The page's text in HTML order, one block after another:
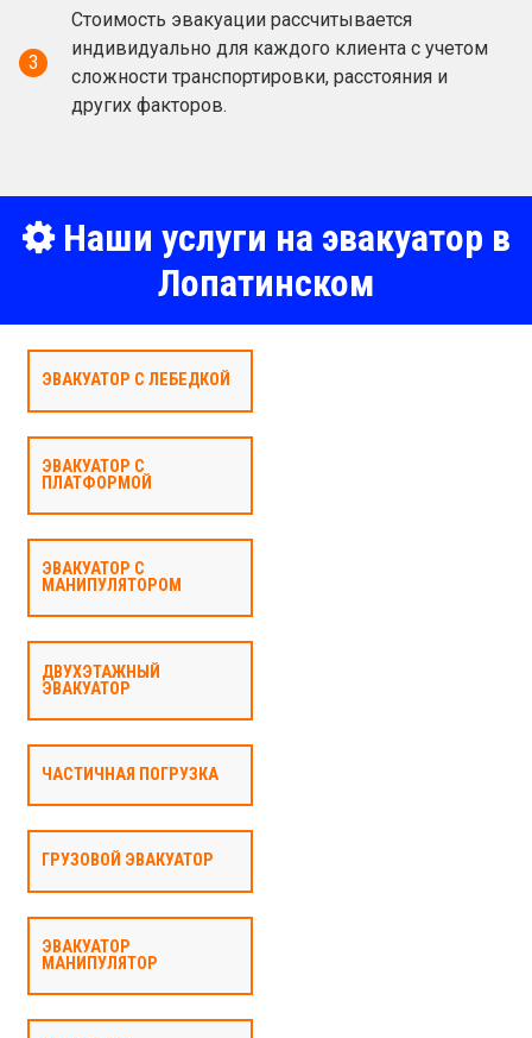
3
Стоимость эвакуации рассчитывается
индивидуально для каждого клиента с учетом
сложности транспортировки, расстояния и
других факторов.
Наши услуги на эвакуатор в
Лопатинском
ЭВАКУАТОР С ЛЕБЕДКОЙ
ЭВАКУАТОР С
ПЛАТФОРМОЙ
ЭВАКУАТОР С
МАНИПУЛЯТОРОМ
ДВУХЭТАЖНЫЙ
ЭВАКУАТОР
ЧАСТИЧНАЯ ПОГРУЗКА
ГРУЗОВОЙ ЭВАКУАТОР
ЭВАКУАТОР
МАНИПУЛЯТОР